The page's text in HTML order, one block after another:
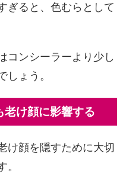
ぎると、色むらとして
コンシーラーより少し
しょう。
老け顔に影響する
け顔を隠すために大切